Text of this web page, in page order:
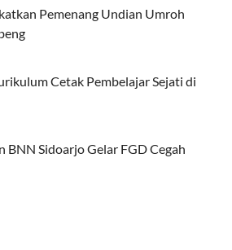
Pemenang Undian Umroh
Cetak Pembelajar Sejati di
BNN Sidoarjo Gelar FGD Cegah